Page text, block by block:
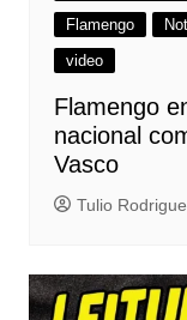
Flamengo
video
Flamengo
nacional
Vasco
Tulio